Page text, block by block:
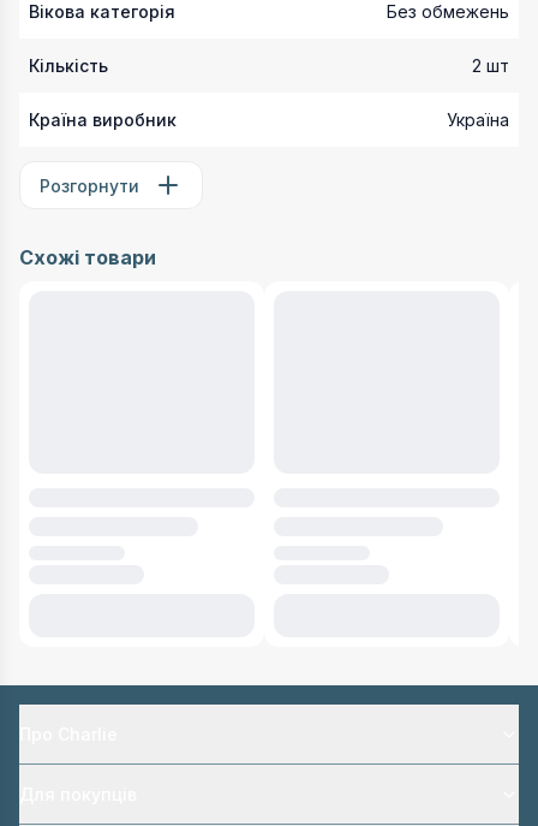
Вікова категорія Без обмежень
Кількість 2 шт
Країна виробник Україна
Розгорнути
Схожі товари